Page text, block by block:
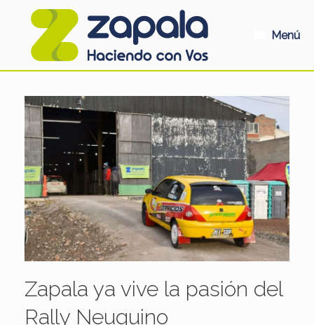
Menú
Zapala ya vive la pasión del
Rally Neuquino